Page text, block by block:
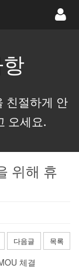
친절하게 안
오세요.
위해 휴
다음글 목록
체결